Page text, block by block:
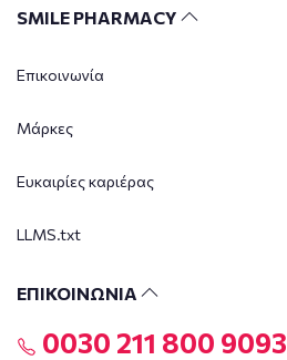
SMILE PHARMACY
Επικοινωνία
Μάρκες
Ευκαιρίες καριέρας
LLMS.txt
ΕΠΙΚΟΙΝΩΝΙΑ
0030 211 800 9093